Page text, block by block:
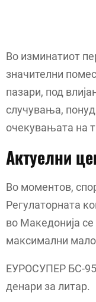
Во изминатиот
значителни
пазари, под
случувања,
очекувањата на
Актуелни
Во моментов,
Регулаторната
во Македонија
максимални
ЕУРОСУПЕР БС-95
денари за литар.